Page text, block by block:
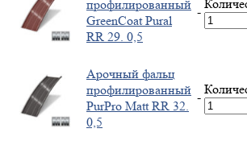
профилированный
GreenСoat Pural
RR 29. 0,5
-
Арочный фальц
профилированный
PurPro Matt RR 32.
0,5
-